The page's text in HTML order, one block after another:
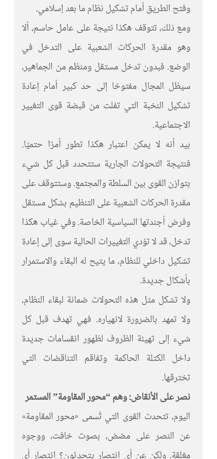
وفتح الطريق أمام تشكيل نظام ما بعد إسلامي.
ومع ذلك، تتوقف هكذا نتيجة على عامل حاسم، ألا
وهو مقدرة الحركات الشعبية على التدخل في
الوضع. فبدون تدخل مستقل ومنظم من الجماهير،
سيظل المجال مفتوحًا إلى حد كبير أمام إعادة
تشكيل النخبة التي تفلت من قبضة قوى التغيير
الاجتماعية.
بيد أنه لا يمكن اعتبار هكذا تطور أمرًا حتميًا.
فنتيجة التحولات الجارية ستتحدد قبل كل شيء
بتوازن القوى بين السلطة والمجتمع. وستتوقف على
مقدرة الحركات الشعبية على التنظيم بشكل مستقل
وفرض أجندتها السياسية الخاصة. وفي غياب هكذا
تدخل، قد لا تؤدي التغييرات الحالية سوى إلى إعادة
تشكيل داخلي للنظام، ما يتيح له البقاء والاستمرار
بأشكال جديدة.
ولا تشكل مثل هذه التحولات ضمانة لبقاء النظام،
ولا تمهد بالضرورة لانهياره. فهي تهدف قبل كل
شيء إلى تهيئة الظروف لظهور انقسامات جديدة
داخل الكتلة الحاكمة وتفاقم التناقضات التي
تخترقها.
نصر على الأنقاض: وهم “محور المقاومة” المستمر
اليوم، تتحدث القوى التي تُسمى «محور المقاومة»
عن النصر على مضض، بصوت خافت، ووجوه